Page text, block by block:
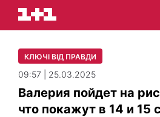
КЛЮЧІ ВІД ПРАВДИ
09:57 | 25.03.2025
Валерия пойдет на
что покажут в 14 и 15